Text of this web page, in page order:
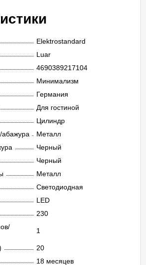
Elektrostandard
Luar
4690389217104
Минимализм
Германия
Для гостиной
Цилиндр
Металл
Черный
Черный
Металл
Светодиодная
LED
230
1
20
18 месяцев